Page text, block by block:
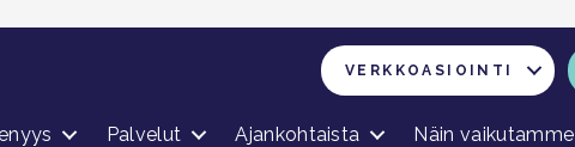
VERKKOASIOINTI
Palvelut Ajankohtaista Näin vaikutamme